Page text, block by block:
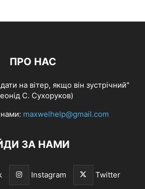
ПРО НАС
на вітер, якщо він зустрічний"
С. Сухоруков)
нами: maxwelhelp@gmail.com
ЗА НАМИ
Instagram Twitter